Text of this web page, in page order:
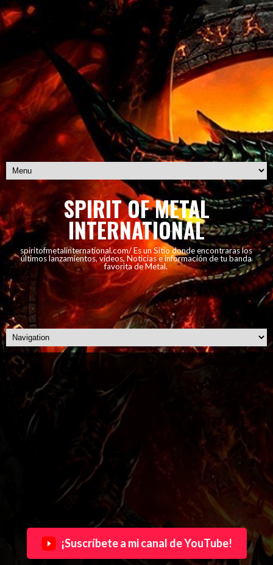
SPIRIT OF METAL
INTERNATIONAL
spiritofmetalinternational.com/ Es un Sitio donde encontraras los
últimos lanzamientos, vídeos, Noticias e información de tu banda
favorita de Metal.
¡Suscríbete a mi canal de YouTube!